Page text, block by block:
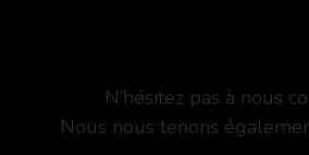
N’hésitez pas à nous
Nous nous tenons